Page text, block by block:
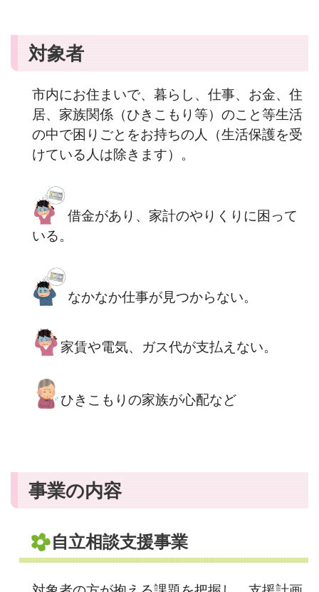
対象者
市内にお住まいで、暮らし、仕事、お金、住
居、家族関係（ひきこもり等）のこと等生活
の中で困りごとをお持ちの人（生活保護を受
けている人は除きます）。
借金があり、家計のやりくりに困って
いる。
なかなか仕事が見つからない。
家賃や電気、ガス代が支払えない。
ひきこもりの家族が心配など
事業の内容
自立相談支援事業